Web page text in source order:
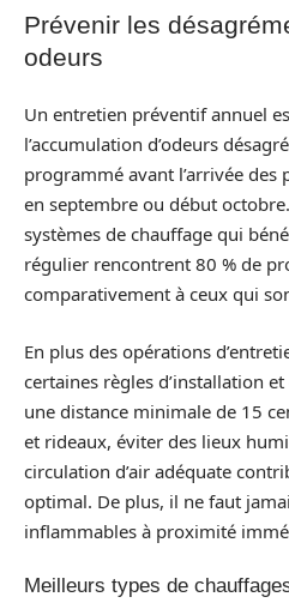
Prévenir les
odeurs
Un entretien préventif annuel
l’accumulation d’odeurs
programmé avant l’arrivée
en septembre ou début
systèmes de chauffage qui
régulier rencontrent 80 % de
comparativement à ceux qui
En plus des opérations
certaines règles d’installation
une distance minimale de 15
et rideaux, éviter des lieux
circulation d’air adéquate
optimal. De plus, il ne faut
inflammables à proximité
Meilleurs types de